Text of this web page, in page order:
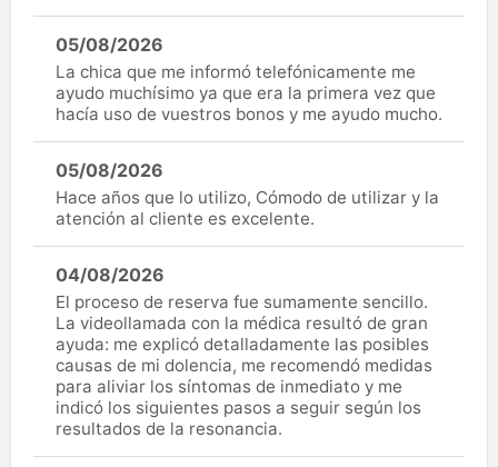
05/08/2026
La chica que me informó telefónicamente me
ayudo muchísimo ya que era la primera vez que
hacía uso de vuestros bonos y me ayudo mucho.
05/08/2026
Hace años que lo utilizo, Cómodo de utilizar y la
atención al cliente es excelente.
04/08/2026
El proceso de reserva fue sumamente sencillo.
La videollamada con la médica resultó de gran
ayuda: me explicó detalladamente las posibles
causas de mi dolencia, me recomendó medidas
para aliviar los síntomas de inmediato y me
indicó los siguientes pasos a seguir según los
resultados de la resonancia.